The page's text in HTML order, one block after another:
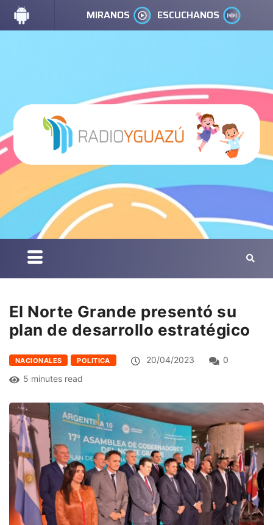
MIRANOS ESCUCHANOS
El Norte Grande presentó su
plan de desarrollo estratégico
NACIONALES POLITICA 20/04/2023
0
5 minutes read